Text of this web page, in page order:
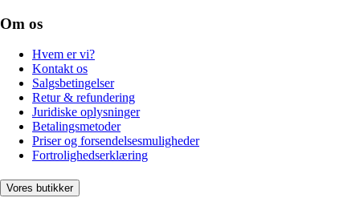
Om os
Hvem er vi?
Kontakt os
Salgsbetingelser
Retur & refundering
Juridiske oplysninger
Betalingsmetoder
Priser og forsendelsesmuligheder
Fortrolighedserklæring
Vores butikker